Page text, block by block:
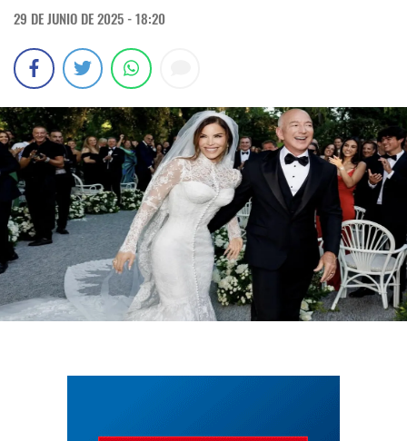
29 DE JUNIO DE 2025 - 18:20